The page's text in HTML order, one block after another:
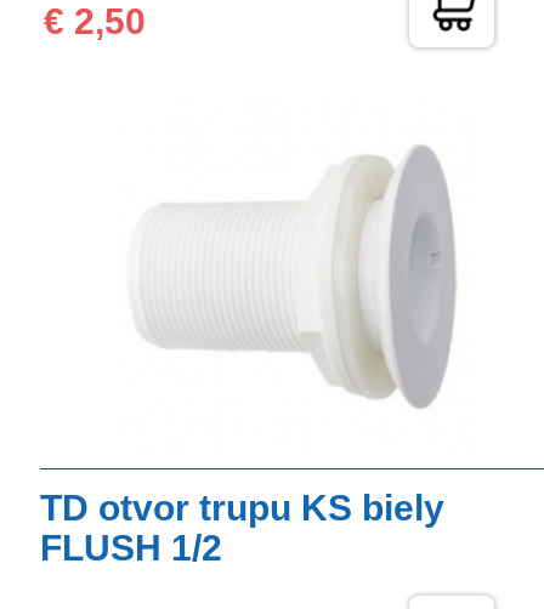
€ 2,50
TD otvor trupu KS biely
FLUSH 1/2